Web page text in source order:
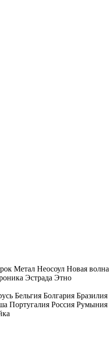
Метал Неосоул Новая волна
Эстрада Этно
Бельгия Болгария Бразилия
Португалия Россия Румыния